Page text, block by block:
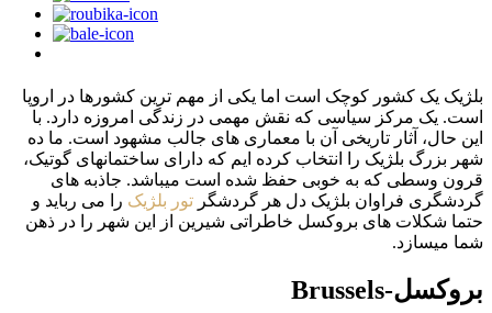
بلژیک یک کشور کوچک است اما یکی از مهم ترین کشورها در اروپا
است. یک مرکز سیاسی که نقش مهمی در زندگی امروزه دارد. با
این حال، آثار تاریخی آن با معماری های جالب مشهود است. ما ده
شهر بزرگ بلژیک را انتخاب کرده ایم که دارای ساختمانهای گوتیک،
قرون وسطی که به خوبی حفظ شده است میباشد. جاذبه های
گردشگری فراوان بلژیک دل هر گردشگر تور بلژیک را می رباید و
حتما شکلات های بروکسل خاطراتی شیرین از این شهر را در ذهن
شما میسازد.
بروکسل-Brussels